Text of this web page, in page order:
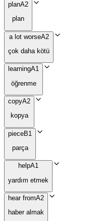
planA2
plan
a lot worseA2
çok daha kötü
learningA1
öğrenme
copyA2
kopya
pieceB1
parça
helpA1
yardım etmek
hear fromA2
haber almak